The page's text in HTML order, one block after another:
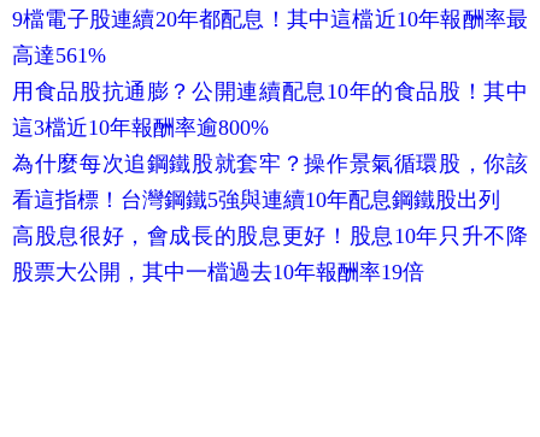
9檔電子股連續20年都配息！其中這檔近10年報酬率最
高達561%
用食品股抗通膨？公開連續配息10年的食品股！其中
這3檔近10年報酬率逾800%
為什麼每次追鋼鐵股就套牢？操作景氣循環股，你該
看這指標！台灣鋼鐵5強與連續10年配息鋼鐵股出列
高股息很好，會成長的股息更好！股息10年只升不降
股票大公開，其中一檔過去10年報酬率19倍